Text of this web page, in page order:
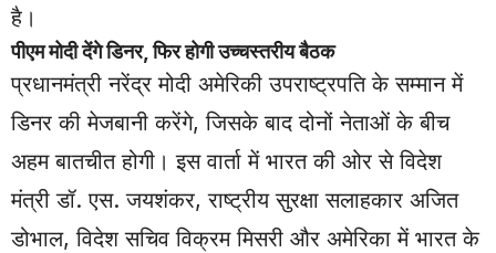
है।
पीएम मोदी देंगे डिनर, फिर होगी उच्चस्तरीय बैठक
प्रधानमंत्री नरेंद्र मोदी अमेरिकी उपराष्ट्रपति के सम्मान में
डिनर की मेजबानी करेंगे, जिसके बाद दोनों नेताओं के बीच
अहम बातचीत होगी। इस वार्ता में भारत की ओर से विदेश
मंत्री डॉ. एस. जयशंकर, राष्ट्रीय सुरक्षा सलाहकार अजित
डोभाल, विदेश सचिव विक्रम मिसरी और अमेरिका में भारत के